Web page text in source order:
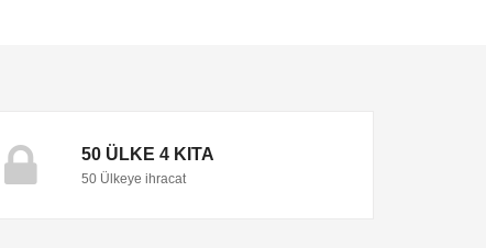
50 ÜLKE 4 KITA
50 Ülkeye ihracat